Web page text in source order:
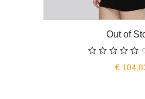
Out of Stock
0 Rating
€ 104,83